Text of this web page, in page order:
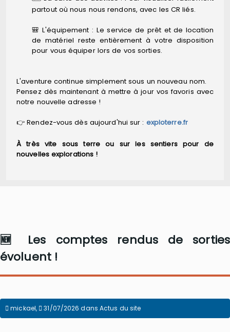
partout où nous nous rendons, avec les CR liés.
🎒 L'équipement : Le service de prêt et de location
de matériel reste entièrement à votre disposition
pour vous équiper lors de vos sorties.
L'aventure continue simplement sous un nouveau nom.
Pensez dès maintenant à mettre à jour vos favoris avec
notre nouvelle adresse !
👉 Rendez-vous dès aujourd'hui sur : exploterre.fr
À très vite sous terre ou sur les sentiers pour de
nouvelles explorations !
🆕 Les comptes rendus de sorties
évoluent !
mickael, 31/07/2026 dans Actus du site